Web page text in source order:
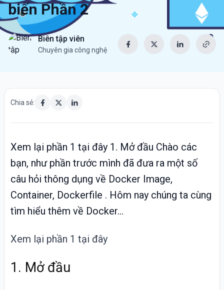
biến Phần 2
Biên tập viên
Chuyên gia công nghệ
Chia sẻ:
Xem lại phần 1 tại đây 1. Mở đầu Chào các
bạn, như phần trước mình đã đưa ra một số
câu hỏi thông dụng về Docker Image,
Container, Dockerfile . Hôm nay chúng ta cùng
tìm hiểu thêm về Docker...
Xem lại phần 1 tại đây
1. Mở đầu